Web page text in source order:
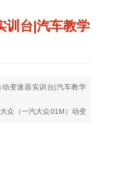
训台|汽车教学
变速器实训台|汽车教学
众（一汽大众01M）动变